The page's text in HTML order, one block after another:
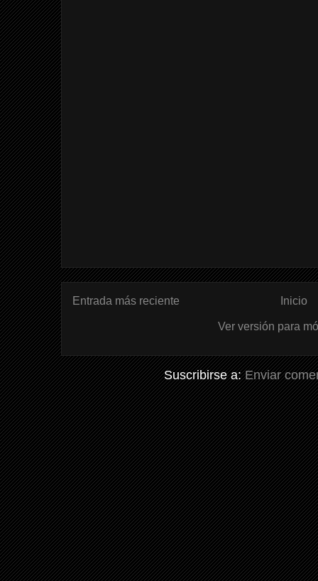
Entrada más reciente Inicio
Ver versión para
Suscribirse a:Enviar